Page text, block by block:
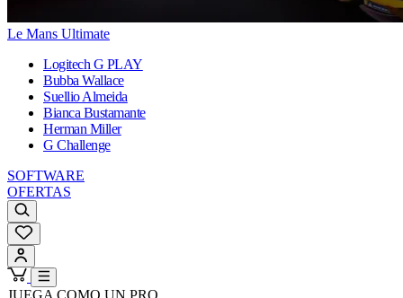
Le Mans Ultimate
Logitech G PLAY
Bubba Wallace
Suellio Almeida
Bianca Bustamante
Herman Miller
G Challenge
SOFTWARE
OFERTAS